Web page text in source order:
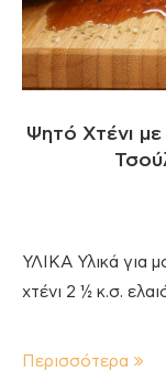
Ψητό Χτένι
ΥΛΙΚΑ Υλικά για
χτένι 2 ½ κ.σ.
Περισσότερα